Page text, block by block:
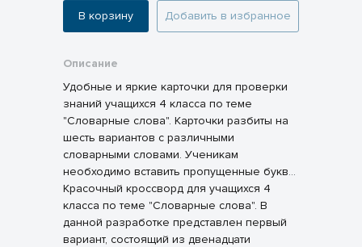
В корзину Добавить в избранное
Описание
Удобные и яркие карточки для проверки
знаний учащихся 4 класса по теме
"Словарные слова". Карточки разбиты на
шесть вариантов с различными
словарными словами. Ученикам
необходимо вставить пропущенные буквы
и вписать слова в соответствующие
столбцы.
Красочный кроссворд для учащихся 4
класса по теме "Словарные слова". В
данной разработке представлен первый
вариант, состоящий из двенадцати